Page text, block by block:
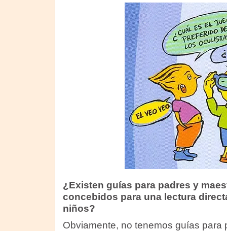
¿Existen guías para padres y
concebidos para una lectura
niños?
Obviamente, no tenemos guías para